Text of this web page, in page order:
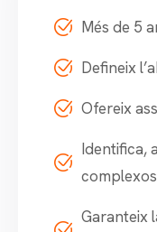
Més de 5
Defineix
Ofereix
Identifica,
complexos
Garanteix